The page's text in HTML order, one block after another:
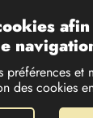
afin
préférences et
des cookies